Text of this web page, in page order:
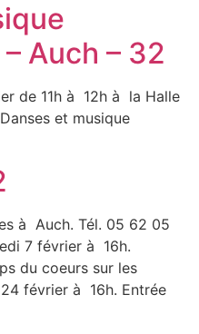
Auch – 32
de 11h à 12h à la Halle
et musique
à Auch. Tél. 05 62 05
7 février à 16h.
du coeurs sur les
février à 16h. Entrée